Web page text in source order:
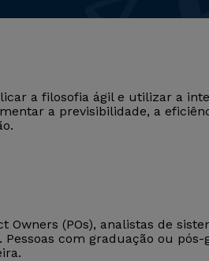
a filosofia ágil e utilizar a
a previsibilidade, a
Owners (POs), analistas de
com graduação ou pós-